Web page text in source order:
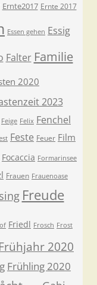
Ernte2017 Ernte 2017
Essen gehen Essig
Falter Familie
2020
2023
Feige Felix Fenchel
Feste Feuer Film
Focaccia Formarinsee
Frauen Frauenoase
Freude
Friedl Frosch Frost
Frühjahr 2020
Frühling 2020